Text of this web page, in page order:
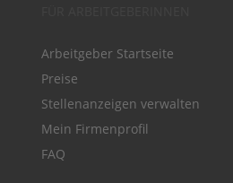
Arbeitgeber Startseite
Preise
Stellenanzeigen verwalten
Mein Firmenprofil
FAQ